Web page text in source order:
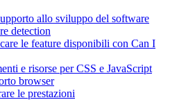
allo sviluppo del software
detection
le feature disponibili con Can I
e risorse per CSS e JavaScript
browser
le prestazioni